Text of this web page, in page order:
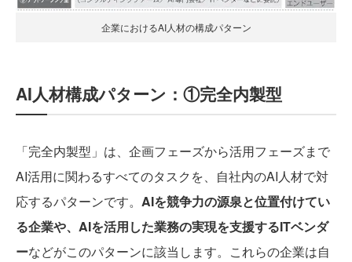
企業におけるAI人材の構成パターン
AI人材構成パターン：①完全内製型
「完全内製型」は、企画フェーズから活用フェーズまで
AI活用に関わるすべてのタスクを、自社内のAI人材で対
応するパターンです。 AIを競争力の源泉と位置付けてい
る企業や、AIを活用した業務の実現を支援するITベンダ
ーなどがこのパターンに該当します。これらの企業は自